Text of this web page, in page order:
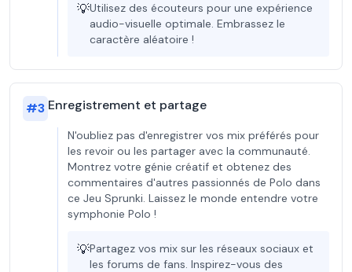
💡Utilisez des écouteurs pour une expérience
audio-visuelle optimale. Embrassez le
caractère aléatoire !
#3 Enregistrement et partage
N'oubliez pas d'enregistrer vos mix préférés pour
les revoir ou les partager avec la communauté.
Montrez votre génie créatif et obtenez des
commentaires d'autres passionnés de Polo dans
ce Jeu Sprunki. Laissez le monde entendre votre
symphonie Polo !
💡Partagez vos mix sur les réseaux sociaux et
les forums de fans. Inspirez-vous des